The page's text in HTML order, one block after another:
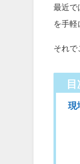
最近で
を手軽
それで
目
現